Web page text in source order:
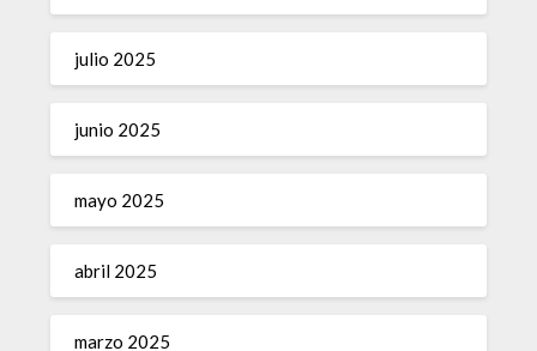
julio 2025
junio 2025
mayo 2025
abril 2025
marzo 2025